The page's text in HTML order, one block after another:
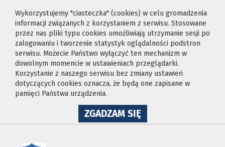
Wykorzystujemy "ciasteczka" (cookies) w celu gromadzenia
informacji związanych z korzystaniem z serwisu. Stosowane
przez nas pliki typu cookies umożliwiają utrzymanie sesji po
zalogowaniu i tworzenie statystyk oglądalności podstron
serwisu. Możecie Państwo wyłączyć ten mechanizm w
dowolnym momencie w ustawieniach przeglądarki.
Korzystanie z naszego serwisu bez zmiany ustawień
dotyczących cookies oznacza, że będą one zapisane w
pamięci Państwa urządzenia.
ZGADZAM SIĘNA
WYKORZYSTANIE